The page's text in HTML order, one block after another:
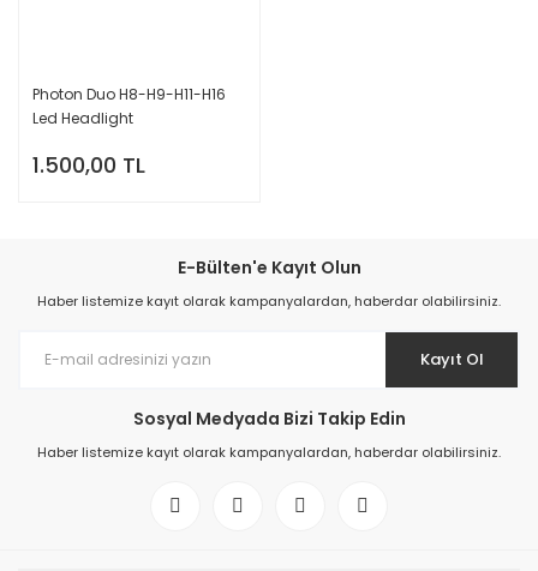
Photon Duo H8-H9-H11-H16
Led Headlight
1.500,00 TL
E-Bülten'e Kayıt Olun
Haber listemize kayıt olarak kampanyalardan, haberdar olabilirsiniz.
Kayıt Ol
Sosyal Medyada Bizi Takip Edin
Haber listemize kayıt olarak kampanyalardan, haberdar olabilirsiniz.